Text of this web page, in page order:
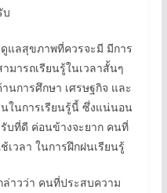
บ
ดูแลสุขภาพที่ควรจะมี มีการ
มารถเรียนรู้ในเวลาสั้นๆ
นการศึกษา เศรษฐกิจ และ
ในการเรียนรู้นี้ ซึ่งแน่นอน
บที่ดี ค่อนข้างจะยาก คนที่
วลา ในการฝึกฝนเรียนรู้
าวว่า คนที่ประสบความ